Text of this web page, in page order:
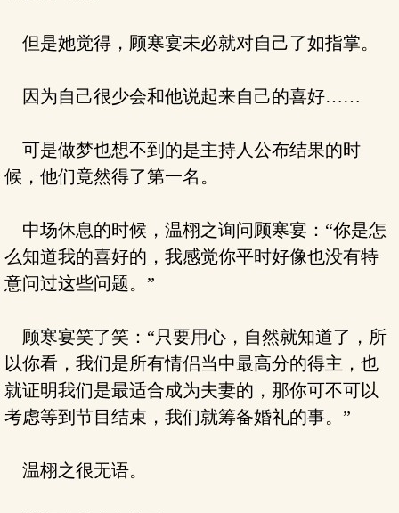
但是她觉得，顾寒宴未必就对自己了如指掌。
因为自己很少会和他说起来自己的喜好……
可是做梦也想不到的是主持人公布结果的时
候，他们竟然得了第一名。
中场休息的时候，温栩之询问顾寒宴：“你是怎
么知道我的喜好的，我感觉你平时好像也没有特
意问过这些问题。”
顾寒宴笑了笑：“只要用心，自然就知道了，所
以你看，我们是所有情侣当中最高分的得主，也
就证明我们是最适合成为夫妻的，那你可不可以
考虑等到节目结束，我们就筹备婚礼的事。”
温栩之很无语。